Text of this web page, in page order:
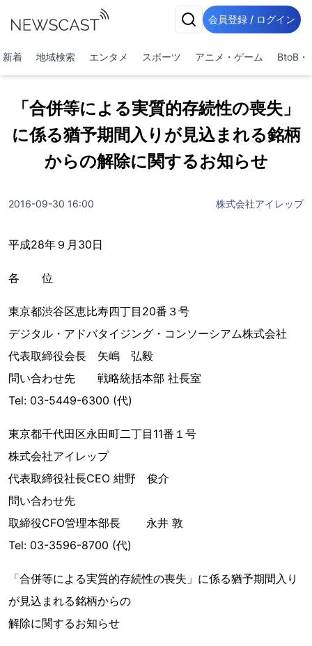
会員登録 / ログイン
新着 地域検索 エンタメ スポーツ アニメ・ゲーム BtoB・
「合併等による実質的存続性の喪失」
に係る猶予期間入りが見込まれる銘柄
からの解除に関するお知らせ
2016-09-30 16:00 株式会社アイレップ
平成28年９月30日
各 位
東京都渋谷区恵比寿四丁目20番３号
デジタル・アドバタイジング・コンソーシアム株式会社
代表取締役会長 矢嶋 弘毅
問い合わせ先 戦略統括本部 社長室
Tel: 03-5449-6300 (代)
東京都千代田区永田町二丁目11番１号
株式会社アイレップ
代表取締役社長CEO 紺野 俊介
問い合わせ先
取締役CFO管理本部長 永井 敦
Tel: 03-3596-8700 (代)
「合併等による実質的存続性の喪失」に係る猶予期間入り
が見込まれる銘柄からの
解除に関するお知らせ